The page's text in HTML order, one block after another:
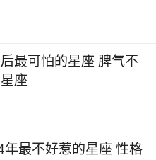
最可怕的星座 脾气不
座
年最不好惹的星座 性格